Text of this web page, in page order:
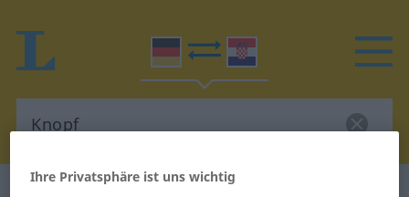
Ihre Privatsphäre ist uns wichtig